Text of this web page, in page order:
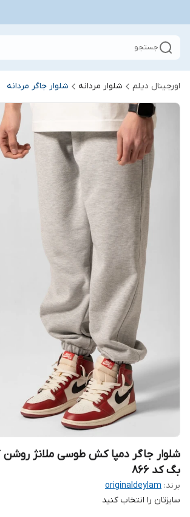
جستجو
اورجینال دیلم شلوار مردانه شلوار جاگر مردانه
شلوار جاگر دمپا کش طوسی ملانژ روشن
بگ کد ۸۶۶
برند: originaldeylam
سایزتان را انتخاب کنید